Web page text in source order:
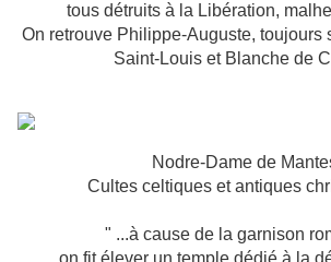
tous détruits à la Libération,
On retrouve Philippe-Auguste, toujours
Saint-Louis et Blanche de
Nodre-Dame de
Cultes celtiques et antiques
" ...à cause de la garnison